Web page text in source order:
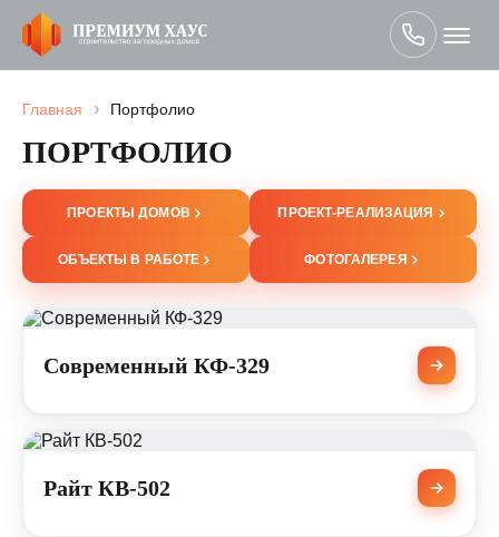
Главная › Портфолио
ПОРТФОЛИО
ПРОЕКТЫ ДОМОВ ПРОЕКТ-РЕАЛИЗАЦИЯ
ОБЪЕКТЫ В РАБОТЕ ФОТОГАЛЕРЕЯ
Современный КФ-329
Райт КВ-502